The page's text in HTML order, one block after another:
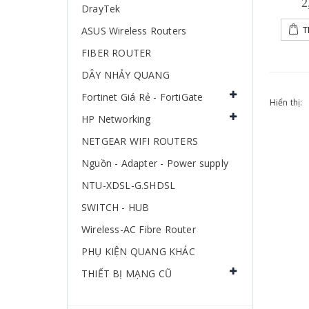
Hiển thị:
DrayTek
ASUS Wireless Routers
FIBER ROUTER
DÂY NHẢY QUANG
Fortinet Giá Rẻ - FortiGate
HP Networking
NETGEAR WIFI ROUTERS
Nguồn - Adapter - Power supply
NTU-XDSL-G.SHDSL
SWITCH - HUB
Wireless-AC Fibre Router
PHỤ KIỆN QUANG KHÁC
THIẾT BỊ MẠNG CŨ